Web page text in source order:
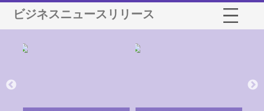
ビジネスニュースリリース